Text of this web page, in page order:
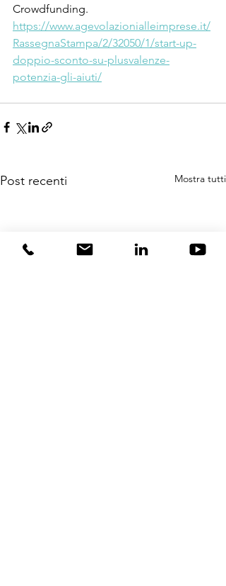
Crowdfunding.
https://www.agevolazionialleimprese.it/
RassegnaStampa/2/32050/1/start-up-
doppio-sconto-su-plusvalenze-
potenzia-gli-aiuti/
Post recenti Mostra tutti